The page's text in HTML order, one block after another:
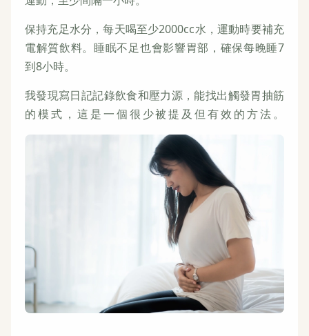
保持充足水分，每天喝至少2000cc水，運動時要補充
電解質飲料。睡眠不足也會影響胃部，確保每晚睡7
到8小時。
我發現寫日記記錄飲食和壓力源，能找出觸發胃抽筋
的模式，這是一個很少被提及但有效的方法。